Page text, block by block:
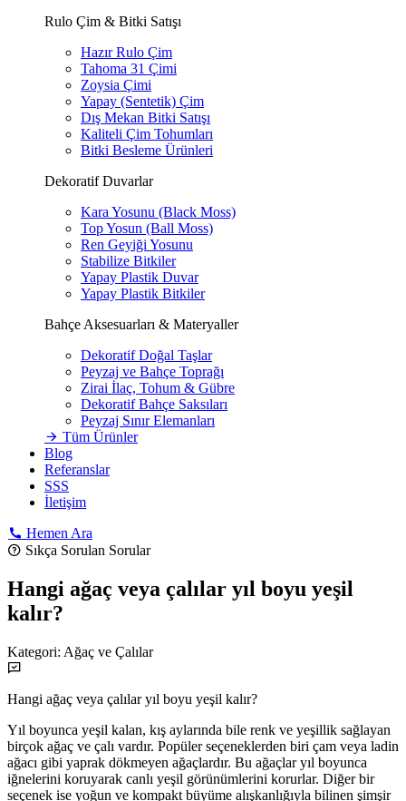
Rulo Çim & Bitki Satışı
Hazır Rulo Çim
Tahoma 31 Çimi
Zoysia Çimi
Yapay (Sentetik) Çim
Dış Mekan Bitki Satışı
Kaliteli Çim Tohumları
Bitki Besleme Ürünleri
Dekoratif Duvarlar
Kara Yosunu (Black Moss)
Top Yosun (Ball Moss)
Ren Geyiği Yosunu
Stabilize Bitkiler
Yapay Plastik Duvar
Yapay Plastik Bitkiler
Bahçe Aksesuarları & Materyaller
Dekoratif Doğal Taşlar
Peyzaj ve Bahçe Toprağı
Zirai İlaç, Tohum & Gübre
Dekoratif Bahçe Saksıları
Peyzaj Sınır Elemanları
Tüm Ürünler
Blog
Referanslar
SSS
İletişim
Hemen Ara
Sıkça Sorulan Sorular
Hangi ağaç veya çalılar yıl boyu yeşil
kalır?
Kategori: Ağaç ve Çalılar
Hangi ağaç veya çalılar yıl boyu yeşil kalır?
Yıl boyunca yeşil kalan, kış aylarında bile renk ve yeşillik sağlayan
birçok ağaç ve çalı vardır. Popüler seçeneklerden biri çam veya ladin
ağacı gibi yaprak dökmeyen ağaçlardır. Bu ağaçlar yıl boyunca
iğnelerini koruyarak canlı yeşil görünümlerini korurlar. Diğer bir
seçenek ise yoğun ve kompakt büyüme alışkanlığıyla bilinen şimşir